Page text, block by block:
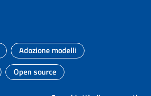
Argomento:
Adozione modelli
Argomento:
Open source